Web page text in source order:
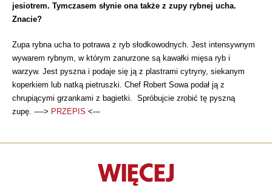
jesiotrem. Tymczasem słynie ona także z zupy rybnej ucha.
Znacie?
Zupa rybna ucha to potrawa z ryb słodkowodnych. Jest intensywnym
wywarem rybnym, w którym zanurzone są kawałki mięsa ryb i
warzyw. Jest pyszna i podaje się ją z plastrami cytryny, siekanym
koperkiem lub natką pietruszki. Chef Robert Sowa podał ją z
chrupiącymi grzankami z bagietki. Spróbujcie zrobić tę pyszną
zupę. ----> PRZEPIS <---
WIĘCEJ